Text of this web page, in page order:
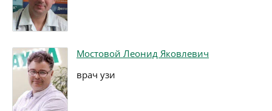
Мостовой Леонид Яковлевич
врач узи